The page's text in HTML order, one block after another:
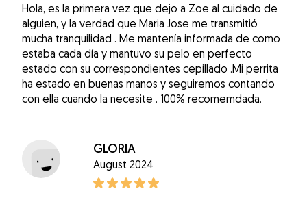
Hola, es la primera vez que dejo a Zoe al cuidado de
alguien, y la verdad que Maria Jose me transmitió
mucha tranquilidad . Me mantenía informada de como
estaba cada día y mantuvo su pelo en perfecto
estado con su correspondientes cepillado .Mi perrita
ha estado en buenas manos y seguiremos contando
con ella cuando la necesite . 100% recomemdada.
GLORIA
August 2024